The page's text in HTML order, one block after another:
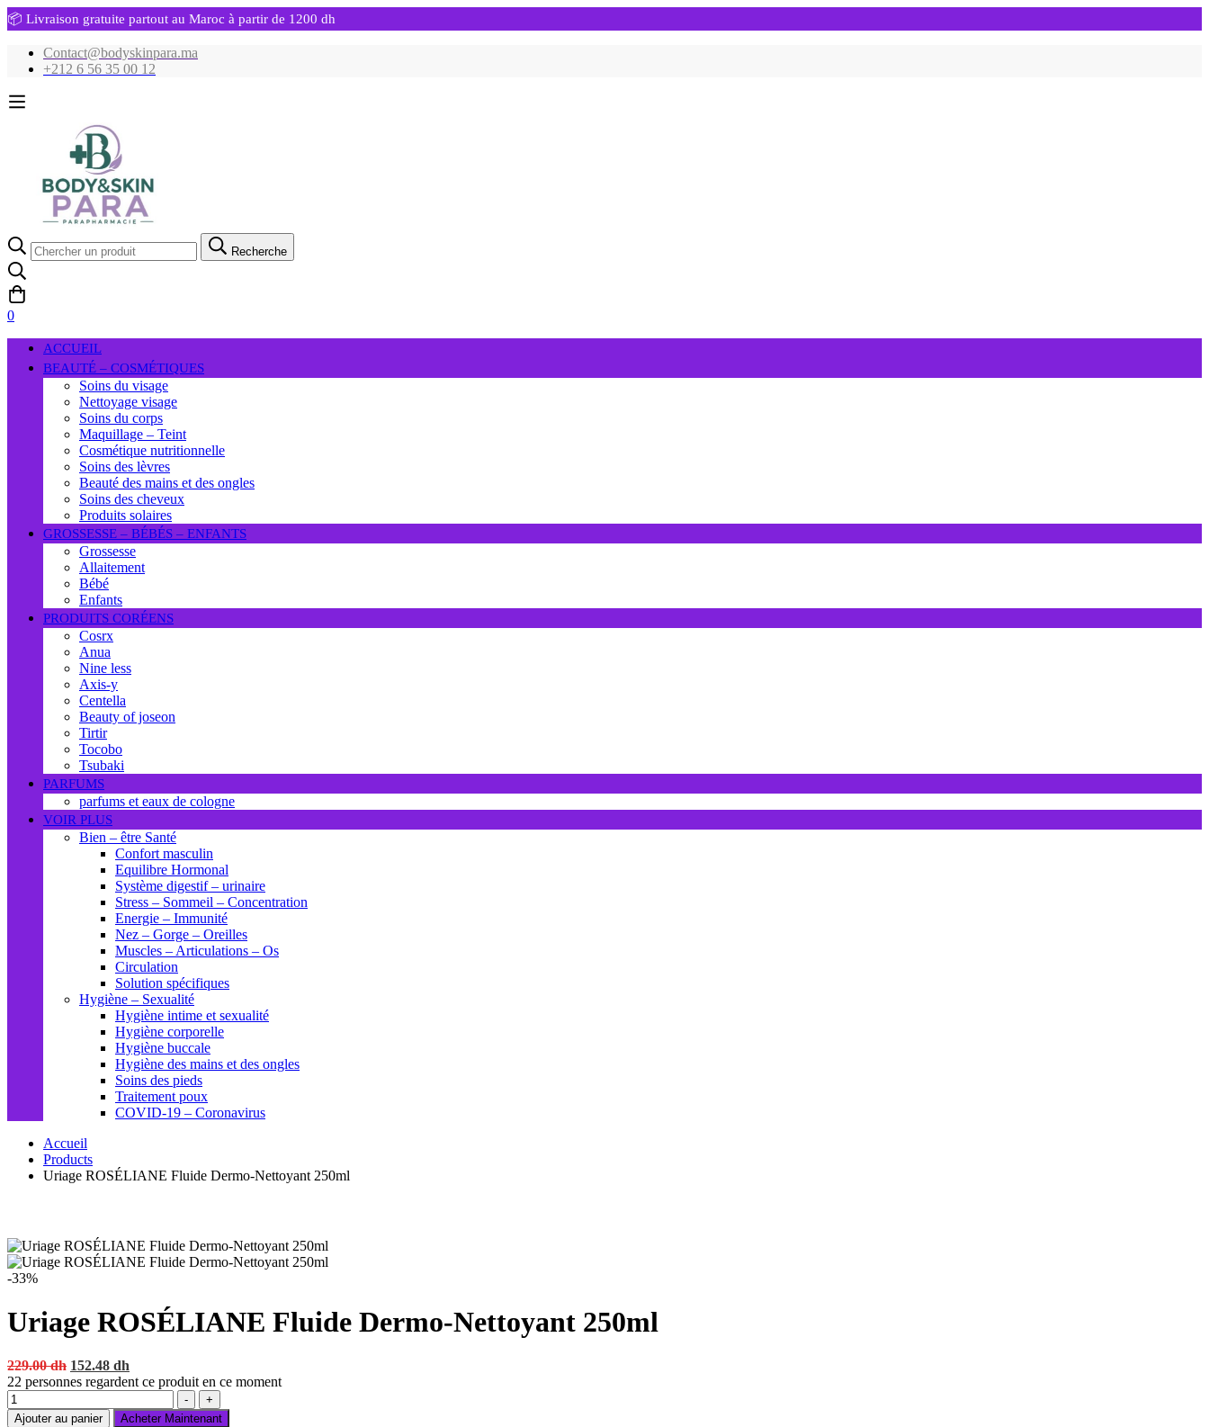
📦 Livraison gratuite partout au Maroc à partir de 1200 dh
Contact@bodyskinpara.ma
+212 6 56 35 00 12
Recherche
pour:
Recherche
0
ACCUEIL
BEAUTÉ – COSMÉTIQUES
Soins du visage
Nettoyage visage
Soins du corps
Maquillage – Teint
Cosmétique nutritionnelle
Soins des lèvres
Beauté des mains et des ongles
Soins des cheveux
Produits solaires
GROSSESSE – BÉBÉS – ENFANTS
Grossesse
Allaitement
Bébé
Enfants
PRODUITS CORÉENS
Cosrx
Anua
Nine less
Axis-y
Centella
Beauty of joseon
Tirtir
Tocobo
Tsubaki
PARFUMS
parfums et eaux de cologne
VOIR PLUS
Bien – être Santé
Confort masculin
Equilibre Hormonal
Système digestif – urinaire
Stress – Sommeil – Concentration
Energie – Immunité
Nez – Gorge – Oreilles
Muscles – Articulations – Os
Circulation
Solution spécifiques
Hygiène – Sexualité
Hygiène intime et sexualité
Hygiène corporelle
Hygiène buccale
Hygiène des mains et des ongles
Soins des pieds
Traitement poux
COVID-19 – Coronavirus
Accueil
Products
Uriage ROSÉLIANE Fluide Dermo-Nettoyant 250ml
-33%
Uriage ROSÉLIANE Fluide Dermo-Nettoyant 250ml
229.00dh Original
price
229.00 dh.
152.48 dh
price
152.48 dh.
22 personnes regardent ce produit en ce moment
Quantité
-
+
Ajouter au panier
Acheter Maintenant